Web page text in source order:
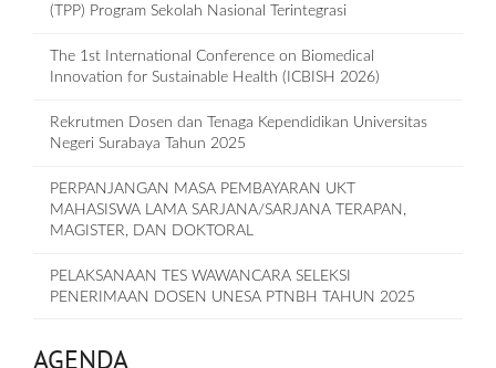
(TPP) Program Sekolah Nasional Terintegrasi
The 1st International Conference on Biomedical
Innovation for Sustainable Health (ICBISH 2026)
Rekrutmen Dosen dan Tenaga Kependidikan Universitas
Negeri Surabaya Tahun 2025
PERPANJANGAN MASA PEMBAYARAN UKT
MAHASISWA LAMA SARJANA/SARJANA TERAPAN,
MAGISTER, DAN DOKTORAL
PELAKSANAAN TES WAWANCARA SELEKSI
PENERIMAAN DOSEN UNESA PTNBH TAHUN 2025
AGENDA